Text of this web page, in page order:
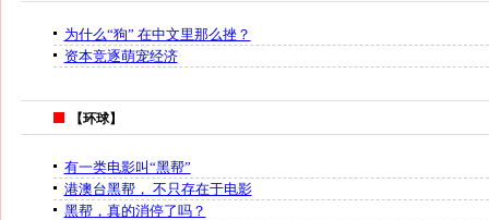
为什么“狗” 在中文里那么挫？
资本竞逐萌宠经济
【环球】
有一类电影叫“黑帮”
港澳台黑帮， 不只存在于电影
黑帮，真的消停了吗？